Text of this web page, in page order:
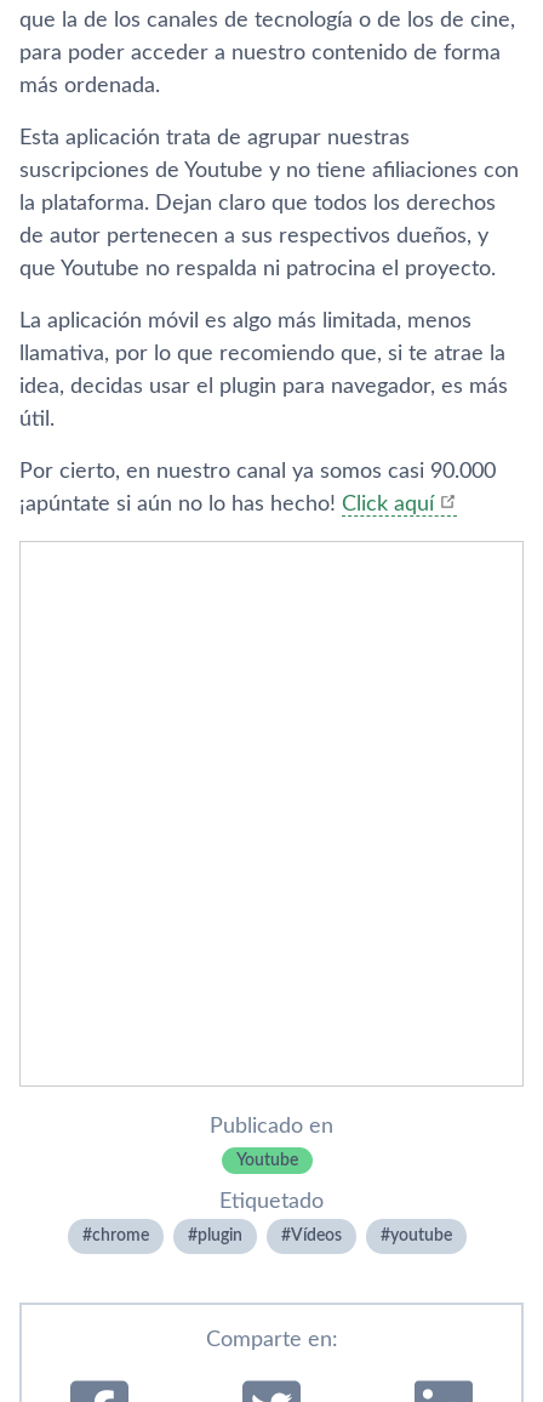
que la de los canales de tecnología o de los de cine,
para poder acceder a nuestro contenido de forma
más ordenada.
Esta aplicación trata de agrupar nuestras
suscripciones de Youtube y no tiene afiliaciones con
la plataforma. Dejan claro que todos los derechos
de autor pertenecen a sus respectivos dueños, y
que Youtube no respalda ni patrocina el proyecto.
La aplicación móvil es algo más limitada, menos
llamativa, por lo que recomiendo que, si te atrae la
idea, decidas usar el plugin para navegador, es más
útil.
Por cierto, en nuestro canal ya somos casi 90.000
¡apúntate si aún no lo has hecho! Click aquí
Publicado en
Youtube
Etiquetado
chrome plugin Ví­deos youtube
Comparte en: